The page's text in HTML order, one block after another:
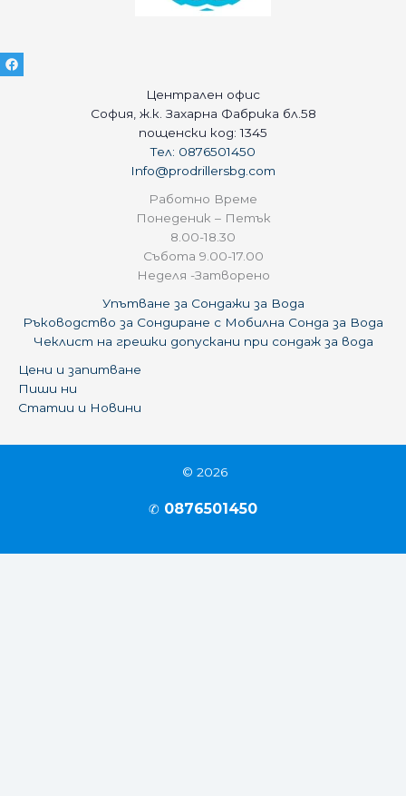
Централен офис
София, ж.к. Захарна Фабрика бл.58
пощенски код: 1345
Тел: 0876501450
Info@prodrillersbg.com
Работно Време
Понеденик – Петък
8.00-18.30
Събота 9.00-17.00
Неделя -Затворено
Упътване за Сондажи за Вода
Ръководство за Сондиране с Мобилна Сонда за Вода
Чеклист на грешки допускани при сондаж за вода
Цени и запитване
Пиши ни
Статии и Новини
© 2026
✆ 0876501450